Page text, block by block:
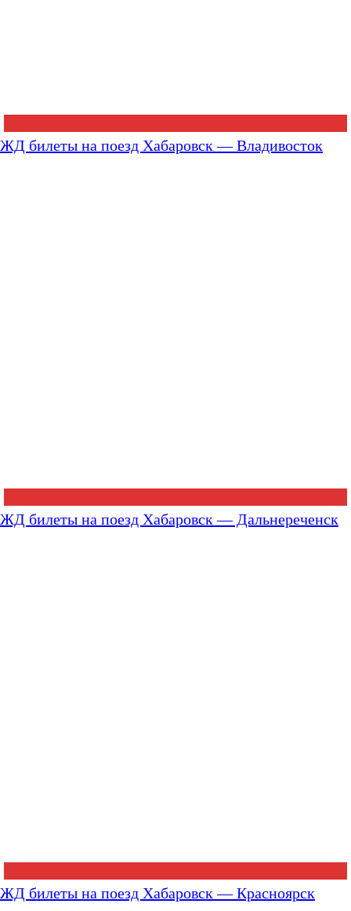
ЖД билеты на поезд Хабаровск — Владивосток
ЖД билеты на поезд Хабаровск — Дальнереченск
ЖД билеты на поезд Хабаровск — Красноярск